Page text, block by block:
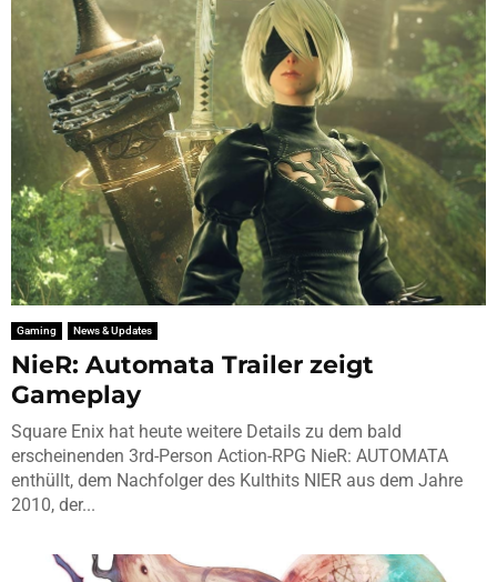
Gaming News & Updates
NieR: Automata Trailer zeigt
Gameplay
Square Enix hat heute weitere Details zu dem bald
erscheinenden 3rd-Person Action-RPG NieR: AUTOMATA
enthüllt, dem Nachfolger des Kulthits NIER aus dem Jahre
2010, der...